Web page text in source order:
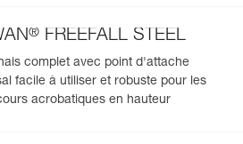
facilement vos données EPI
produit à partir de sa date de
® FREEFALL STEEL
complet avec point d'attache
facile à utiliser et robuste pour les
acrobatiques en hauteur